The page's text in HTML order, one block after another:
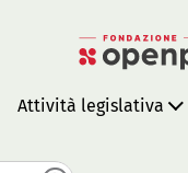
Attività legislativa